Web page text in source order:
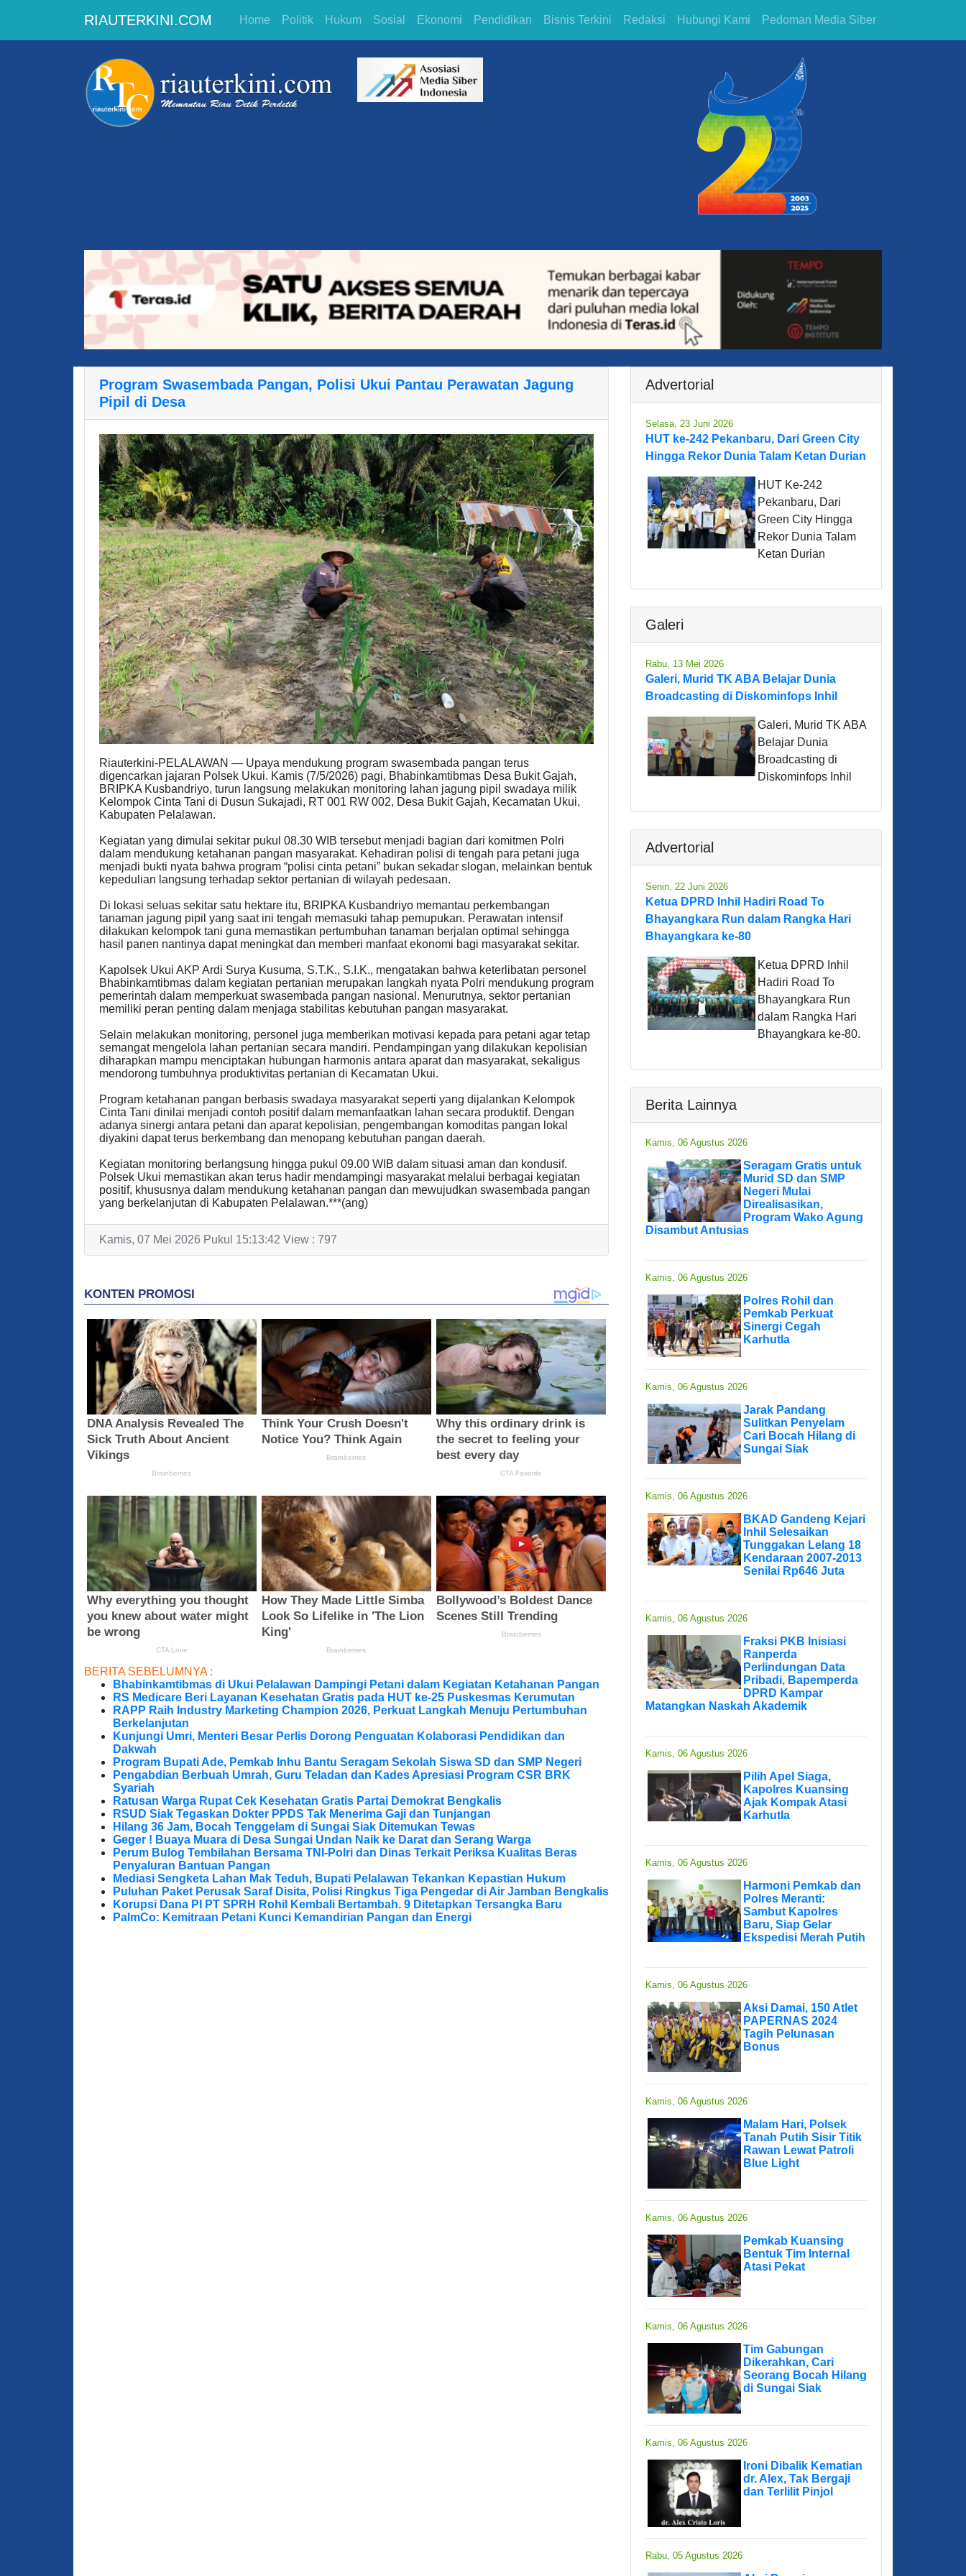
RIAUTERKINI.COM Home Politik Hukum Sosial Ekonomi Pendidikan Bisnis Terkini Redaksi Hubungi Kami Pedoman Media Siber
Program Swasembada Pangan, Polisi Ukui Pantau Perawatan Jagung
Pipil di Desa
Riauterkini-PELALAWAN — Upaya mendukung program swasembada pangan terus
digencarkan jajaran Polsek Ukui. Kamis (7/5/2026) pagi, Bhabinkamtibmas Desa Bukit Gajah,
BRIPKA Kusbandriyo, turun langsung melakukan monitoring lahan jagung pipil swadaya milik
Kelompok Cinta Tani di Dusun Sukajadi, RT 001 RW 002, Desa Bukit Gajah, Kecamatan Ukui,
Kabupaten Pelalawan.
Kegiatan yang dimulai sekitar pukul 08.30 WIB tersebut menjadi bagian dari komitmen Polri
dalam mendukung ketahanan pangan masyarakat. Kehadiran polisi di tengah para petani juga
menjadi bukti nyata bahwa program “polisi cinta petani” bukan sekadar slogan, melainkan bentuk
kepedulian langsung terhadap sektor pertanian di wilayah pedesaan.
Di lokasi seluas sekitar satu hektare itu, BRIPKA Kusbandriyo memantau perkembangan
tanaman jagung pipil yang saat ini tengah memasuki tahap pemupukan. Perawatan intensif
dilakukan kelompok tani guna memastikan pertumbuhan tanaman berjalan optimal sehingga
hasil panen nantinya dapat meningkat dan memberi manfaat ekonomi bagi masyarakat sekitar.
Kapolsek Ukui AKP Ardi Surya Kusuma, S.T.K., S.I.K., mengatakan bahwa keterlibatan personel
Bhabinkamtibmas dalam kegiatan pertanian merupakan langkah nyata Polri mendukung program
pemerintah dalam memperkuat swasembada pangan nasional. Menurutnya, sektor pertanian
memiliki peran penting dalam menjaga stabilitas kebutuhan pangan masyarakat.
Selain melakukan monitoring, personel juga memberikan motivasi kepada para petani agar tetap
semangat mengelola lahan pertanian secara mandiri. Pendampingan yang dilakukan kepolisian
diharapkan mampu menciptakan hubungan harmonis antara aparat dan masyarakat, sekaligus
mendorong tumbuhnya produktivitas pertanian di Kecamatan Ukui.
Program ketahanan pangan berbasis swadaya masyarakat seperti yang dijalankan Kelompok
Cinta Tani dinilai menjadi contoh positif dalam memanfaatkan lahan secara produktif. Dengan
adanya sinergi antara petani dan aparat kepolisian, pengembangan komoditas pangan lokal
diyakini dapat terus berkembang dan menopang kebutuhan pangan daerah.
Kegiatan monitoring berlangsung hingga pukul 09.00 WIB dalam situasi aman dan kondusif.
Polsek Ukui memastikan akan terus hadir mendampingi masyarakat melalui berbagai kegiatan
positif, khususnya dalam mendukung ketahanan pangan dan mewujudkan swasembada pangan
yang berkelanjutan di Kabupaten Pelalawan.***(ang)
Kamis, 07 Mei 2026 Pukul 15:13:42 View : 797
BERITA SEBELUMNYA :
Bhabinkamtibmas di Ukui Pelalawan Dampingi Petani dalam Kegiatan Ketahanan Pangan
RS Medicare Beri Layanan Kesehatan Gratis pada HUT ke-25 Puskesmas Kerumutan
RAPP Raih Industry Marketing Champion 2026, Perkuat Langkah Menuju Pertumbuhan
Berkelanjutan
Kunjungi Umri, Menteri Besar Perlis Dorong Penguatan Kolaborasi Pendidikan dan
Dakwah
Program Bupati Ade, Pemkab Inhu Bantu Seragam Sekolah Siswa SD dan SMP Negeri
Pengabdian Berbuah Umrah, Guru Teladan dan Kades Apresiasi Program CSR BRK
Syariah
Ratusan Warga Rupat Cek Kesehatan Gratis Partai Demokrat Bengkalis
RSUD Siak Tegaskan Dokter PPDS Tak Menerima Gaji dan Tunjangan
Hilang 36 Jam, Bocah Tenggelam di Sungai Siak Ditemukan Tewas
Geger ! Buaya Muara di Desa Sungai Undan Naik ke Darat dan Serang Warga
Perum Bulog Tembilahan Bersama TNI-Polri dan Dinas Terkait Periksa Kualitas Beras
Penyaluran Bantuan Pangan
Mediasi Sengketa Lahan Mak Teduh, Bupati Pelalawan Tekankan Kepastian Hukum
Puluhan Paket Perusak Saraf Disita, Polisi Ringkus Tiga Pengedar di Air Jamban Bengkalis
Korupsi Dana PI PT SPRH Rohil Kembali Bertambah. 9 Ditetapkan Tersangka Baru
PalmCo: Kemitraan Petani Kunci Kemandirian Pangan dan Energi
Advertorial
Selasa, 23 Juni 2026
HUT ke-242 Pekanbaru, Dari Green City
Hingga Rekor Dunia Talam Ketan Durian
HUT Ke-242
Pekanbaru, Dari
Green City Hingga
Rekor Dunia Talam
Ketan Durian
Galeri
Rabu, 13 Mei 2026
Galeri, Murid TK ABA Belajar Dunia
Broadcasting di Diskominfops Inhil
Galeri, Murid TK ABA
Belajar Dunia
Broadcasting di
Diskominfops Inhil
Advertorial
Senin, 22 Juni 2026
Ketua DPRD Inhil Hadiri Road To
Bhayangkara Run dalam Rangka Hari
Bhayangkara ke-80
Ketua DPRD Inhil
Hadiri Road To
Bhayangkara Run
dalam Rangka Hari
Bhayangkara ke-80.
Berita Lainnya
Kamis, 06 Agustus 2026
Seragam Gratis untuk
Murid SD dan SMP
Negeri Mulai
Direalisasikan,
Program Wako Agung
Disambut Antusias
Kamis, 06 Agustus 2026
Polres Rohil dan
Pemkab Perkuat
Sinergi Cegah
Karhutla
Kamis, 06 Agustus 2026
Jarak Pandang
Sulitkan Penyelam
Cari Bocah Hilang di
Sungai Siak
Kamis, 06 Agustus 2026
BKAD Gandeng Kejari
Inhil Selesaikan
Tunggakan Lelang 18
Kendaraan 2007-2013
Senilai Rp646 Juta
Kamis, 06 Agustus 2026
Fraksi PKB Inisiasi
Ranperda
Perlindungan Data
Pribadi, Bapemperda
DPRD Kampar
Matangkan Naskah Akademik
Kamis, 06 Agustus 2026
Pilih Apel Siaga,
Kapolres Kuansing
Ajak Kompak Atasi
Karhutla
Kamis, 06 Agustus 2026
Harmoni Pemkab dan
Polres Meranti:
Sambut Kapolres
Baru, Siap Gelar
Ekspedisi Merah Putih
Kamis, 06 Agustus 2026
Aksi Damai, 150 Atlet
PAPERNAS 2024
Tagih Pelunasan
Bonus
Kamis, 06 Agustus 2026
Malam Hari, Polsek
Tanah Putih Sisir Titik
Rawan Lewat Patroli
Blue Light
Kamis, 06 Agustus 2026
Pemkab Kuansing
Bentuk Tim Internal
Atasi Pekat
Kamis, 06 Agustus 2026
Tim Gabungan
Dikerahkan, Cari
Seorang Bocah Hilang
di Sungai Siak
Kamis, 06 Agustus 2026
Ironi Dibalik Kematian
dr. Alex, Tak Bergaji
dan Terlilit Pinjol
Rabu, 05 Agustus 2026